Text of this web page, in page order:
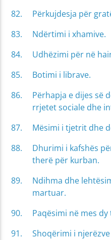
Përkujdesja për
Ndërtimi i xhamive.
Udhëzimi për në
Botimi i librave.
Përhapja e dijes së
rrjetet sociale dhe
Mësimi i tjetrit dhe
Dhurimi i kafshës
therë për kurban.
Ndihma dhe
martuar.
Paqësimi në mes
Shoqërimi i